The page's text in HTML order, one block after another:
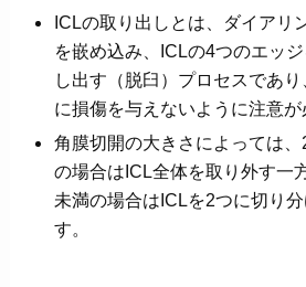
ICLの取り出しとは、ダイアリ
を嵌め込み、ICLの4つのエッ
し出す（脱臼）プロセスであ
に損傷を与えないように注意が
角膜切開の大きさによっては
の場合はICL全体を取り外す一
未満の場合はICLを2つに切り
す。